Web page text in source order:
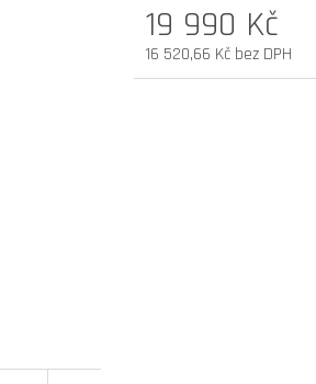
19 990 Kč
16 520,66 Kč bez DPH
Měrná